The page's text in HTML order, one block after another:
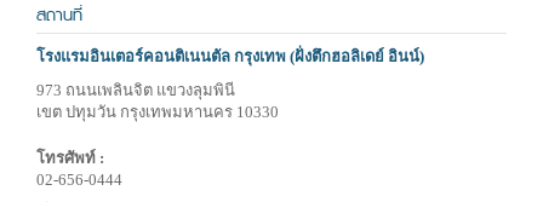
สถานที่
โรงแรมอินเตอร์คอนติเนนตัล กรุงเทพ (ฝั่งตึกฮอลิเดย์ อินน์)
973 ถนนเพลินจิต แขวงลุมพินี
เขต ปทุมวัน กรุงเทพมหานคร 10330
โทรศัพท์ :
02-656-0444